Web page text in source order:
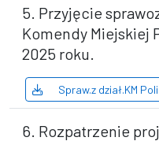
5. Przyjęcie
Komendy Miejskiej
2025 roku.
Spraw.z dział.KM
6. Rozpatrzenie